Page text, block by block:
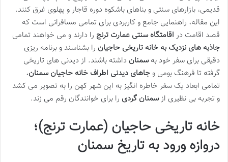
قدیمی، بازارهای سنتی و بناهای باشکوه دوره قاجار و پهلوی غرق کنند.
این مقاله، راهنمایی جامع و کاربردی برای تمامی مسافرانی است که
قصد اقامت در اقامتگاه سنتی عمارت ترنج را دارند و می خواهند تمامی
جاذبه های نزدیک به خانه تاریخی حاجیان را بشناسند و برنامه ریزی
دقیقی برای سفر خود بهسمنان داشته باشند. از دیدنی های تاریخی
گرفته تا فرهنگ بومی و جاهای دیدنی اطراف خانه حاجیان سمنان،
تمامی ابعاد یک سفر خاطره انگیز به این شهر کهن را به تصویر می کشد
و تجربه بی نظیری ازسمنان گردی را برای خوانندگان رقم می زند.
خانه تاریخی حاجیان (عمارت ترنج)؛
دروازه ورود به تاریخ سمنان